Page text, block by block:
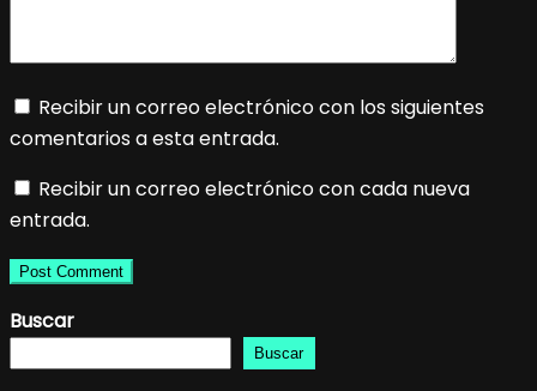
Recibir un correo electrónico con los siguientes
comentarios a esta entrada.
Recibir un correo electrónico con cada nueva
entrada.
Buscar
Buscar